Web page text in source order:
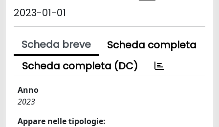
2023-01-01
Scheda breve
Scheda completa
Scheda completa (DC)
Anno
2023
Appare nelle tipologie: